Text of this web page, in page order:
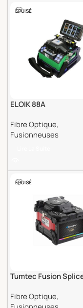
ÉPUISÉ
ELOIK 88A
Fibre Optique,
Fusionneuses
ÉPUISÉ
Tumtec Fusion
Fibre Optique,